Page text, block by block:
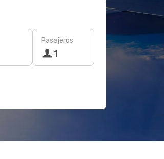
Pasajeros
1